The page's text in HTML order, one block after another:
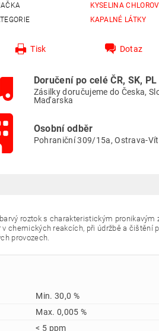
KYSELINA
KAPALNÉ LÁTKY
Tisk Dotaz
Doručení po celé ČR, SK, PL
Zásilky doručujeme do Česka,
Maďarska
Osobní odběr
Pohraniční 309/15a, Ostrava-
roztok s charakteristickým pronikavým
chemických reakcích, při údržbě a čištění
provozech.
Min. 30,0 %
Max. 0,005 %
< 5 ppm